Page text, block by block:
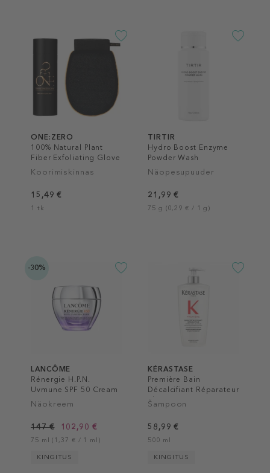
ONE:ZERO
100% Natural Plant
Fiber Exfoliating Glove
Koorimiskinnas
15,49 €
1 tk
TIRTIR
Hydro Boost Enzyme
Powder Wash
Näopesupuuder
21,99 €
75 g (0,29 € / 1 g)
-30%
LANCÔME
Rénergie H.P.N.
Uvmune SPF 50 Cream
Näokreem
147 € 102,90 €
75 ml (1,37 € / 1 ml)
KINGITUS
KÉRASTASE
Première Bain
Décalcifiant Réparateur
Shampoo
Šampoon
58,99 €
500 ml
KINGITUS